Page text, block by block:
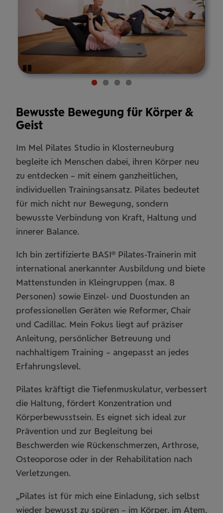
Bewusste Bewegung für Körper &
Geist
Im Mel Pilates Studio in Klosterneuburg
begleite ich Menschen dabei, ihren Körper neu
zu entdecken – mit einem ganzheitlichen,
individuellen Trainingsansatz. Pilates bedeutet
für mich nicht nur Bewegung, sondern
bewusste Verbindung von Kraft, Haltung und
innerer Balance.
Ich bin zertifizierte BASI® Pilates-Trainerin mit
international anerkannter Ausbildung und biete
Mattenstunden in Kleingruppen (max. 8
Personen) sowie Einzel- und Duostunden an
professionellen Geräten wie Reformer, Chair
und Cadillac. Mein Fokus liegt auf präziser
Anleitung, persönlicher Betreuung und
nachhaltigem Training – angepasst an jedes
Erfahrungslevel.
Pilates kräftigt die Tiefenmuskulatur, verbessert
die Haltung, fördert Konzentration und
Körperbewusstsein. Es eignet sich ideal zur
Prävention und zur Begleitung bei
Beschwerden wie Rückenschmerzen, Arthrose,
Osteoporose oder in der Rehabilitation nach
Verletzungen.
„Pilates ist für mich eine Einladung, sich selbst
wieder bewusst zu spüren – im Körper, im Atem,